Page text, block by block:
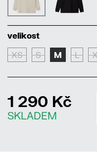
velikost
XS S M L
1 290 Kč
SKLADEM